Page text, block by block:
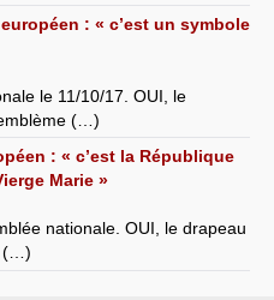
: « c’est un symbole
le 11/10/17. OUI, le
(…)
: « c’est la République
Marie »
nationale. OUI, le drapeau
(…)